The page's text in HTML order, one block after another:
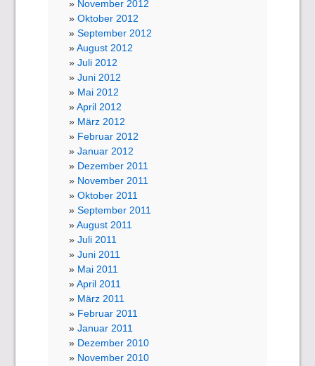
November 2012
Oktober 2012
September 2012
August 2012
Juli 2012
Juni 2012
Mai 2012
April 2012
März 2012
Februar 2012
Januar 2012
Dezember 2011
November 2011
Oktober 2011
September 2011
August 2011
Juli 2011
Juni 2011
Mai 2011
April 2011
März 2011
Februar 2011
Januar 2011
Dezember 2010
November 2010